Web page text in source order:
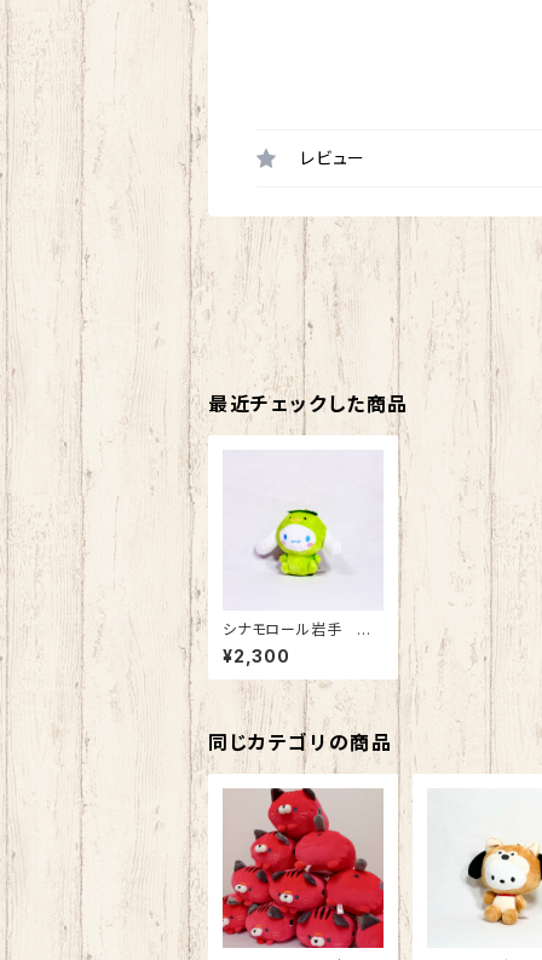
レビュー
最近チェックした商品
シナモロール岩手 か
っぱ BCマスコット
¥2,300
同じカテゴリの商品